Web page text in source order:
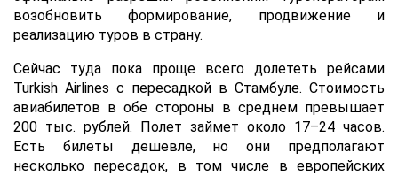
возобновить формирование, продвижение и
реализацию туров в страну.
Сейчас туда пока проще всего долететь рейсами
Turkish Airlines с пересадкой в Стамбуле. Стоимость
авиабилетов в обе стороны в среднем превышает
200 тыс. рублей. Полет займет около 17–24 часов.
Есть билеты дешевле, но они предполагают
несколько пересадок, в том числе в европейских